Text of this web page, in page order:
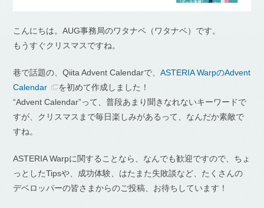
こんにちは。AUG事務局のワタナベ（ワタナベ）です。
もうすぐクリスマスですね。
巷で話題の、Qiita Advent Calendarで、ASTERIA WarpのAdvent
Calendar
を初めて作成しました！
“Advent Calendar”って、普段あまり聞きなれないキーワードで
すが、クリスマスまで毎日楽しみがあるって、なんだか素敵で
すね。
ASTERIA Warpに関することなら、なんでも歓迎ですので、ちょ
っとしたTipsや、成功体験、はたまた失敗談など、たくさんの
デベロッパーの皆さまからのご投稿、お待ちしています！